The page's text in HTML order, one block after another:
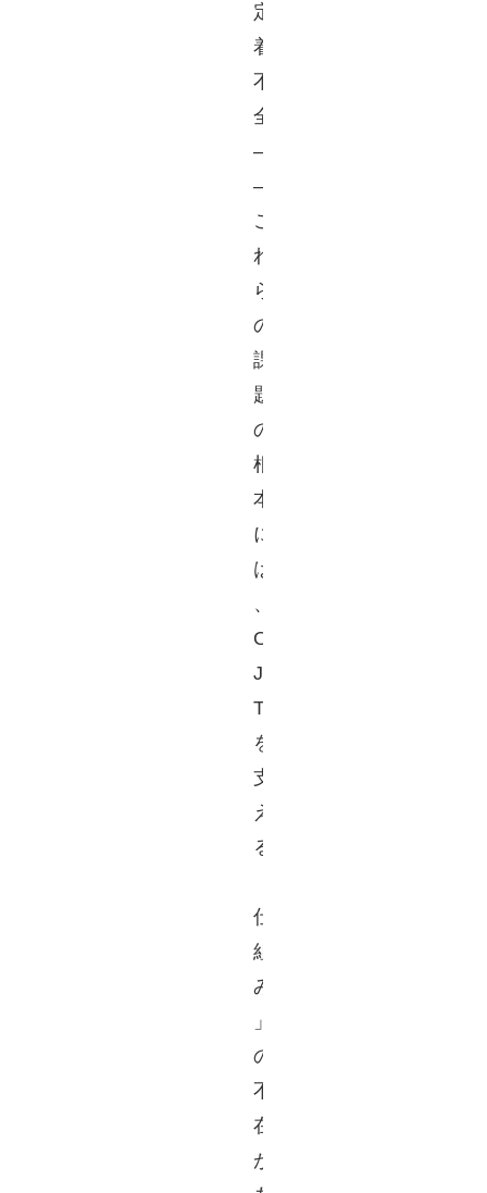
定
着
不
全
—
—
こ
れ
ら
の
課
題
の
根
本
に
は
、
O
J
T
を
支
え
る
仕
組
み
」
の
不
在
が